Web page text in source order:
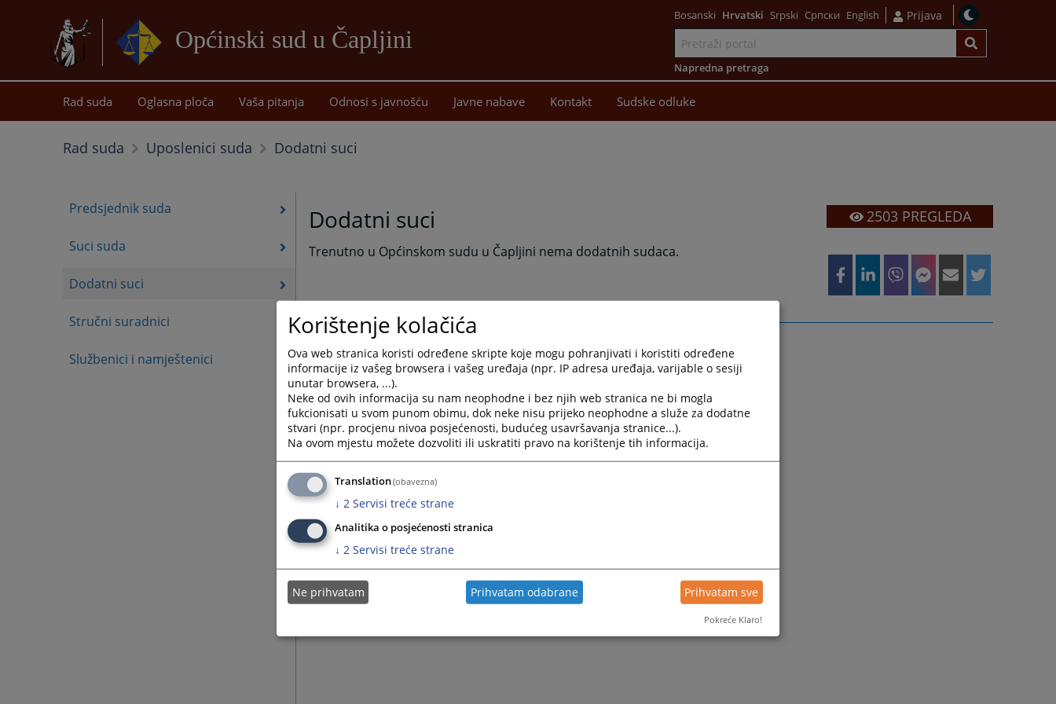
Općinski sud u Čapljini
sadržaj
Bosanski Hrvatski Srpski Српски English Prijava
Napredna pretraga
Rad suda Oglasna ploča Vaša pitanja Odnosi s javnošću Javne nabave Kontakt Sudske odluke
Rad suda Uposlenici suda Dodatni suci
Predsjednik suda
Suci suda
Dodatni suci
Stručni suradnici
Službenici i namještenici
Dodatni suci
Trenutno u Općinskom sudu u Čapljini nema dodatnih sudaca.
2503PREGLEDA
Korištenje kolačića
Ova web stranica koristi određene skripte koje mogu pohranjivati i koristiti određene
informacije iz vašeg browsera i vašeg uređaja (npr. IP adresa uređaja, varijable o sesiji
unutar browsera, ...).
Neke od ovih informacija su nam neophodne i bez njih web stranica ne bi mogla
fukcionisati u svom punom obimu, dok neke nisu prijeko neophodne a služe za dodatne
stvari (npr. procjenu nivoa posjećenosti, budućeg usavršavanja stranice...).
Na ovom mjestu možete dozvoliti ili uskratiti pravo na korištenje tih informacija.
Translation(obavezna)
↓ 2 Servisi treće strane
Analitika o posjećenosti stranica
↓ 2 Servisi treće strane
Ne prihvatam Prihvatam odabrane Prihvatam sve
Pokreće Klaro!